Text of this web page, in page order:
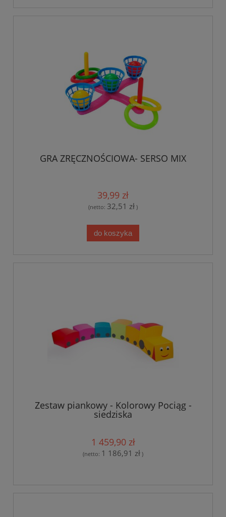
GRA ZRĘCZNOŚCIOWA- SERSO MIX
39,99 zł
(netto: 32,51 zł )
do koszyka
Zestaw piankowy - Kolorowy Pociąg -
siedziska
1 459,90 zł
(netto: 1 186,91 zł )